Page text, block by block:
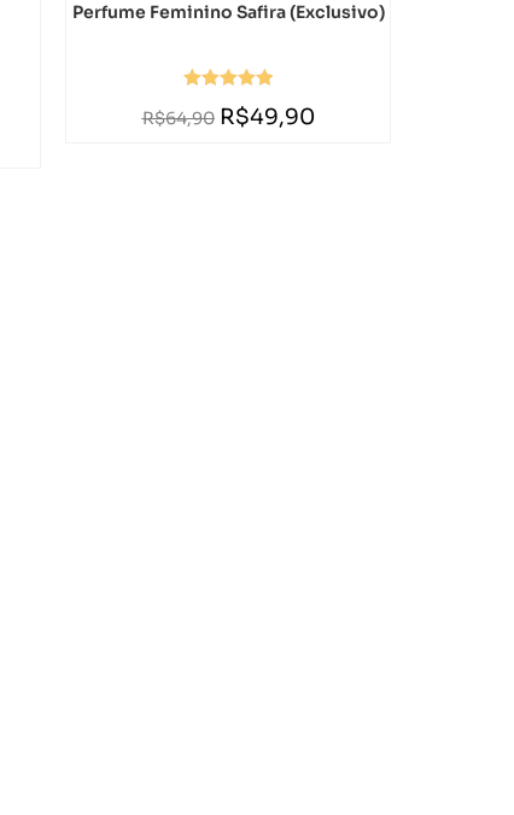
Perfume Feminino Safira (Exclusivo)
Avaliação
5.00 de 5
R$64,90 R$49,90